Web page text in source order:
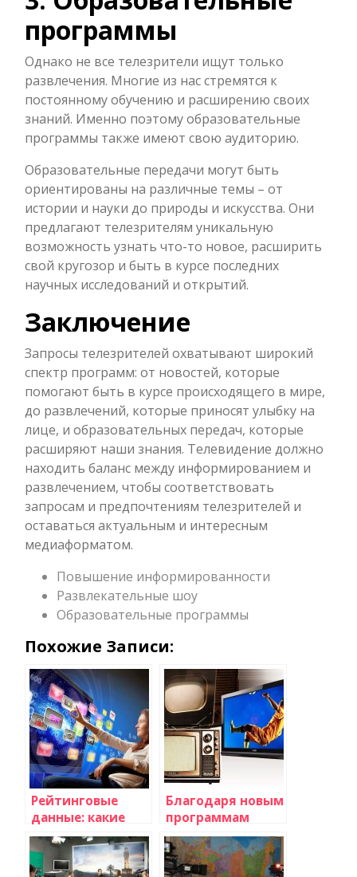
программы
Однако не все телезрители ищут только
развлечения. Многие из нас стремятся к
постоянному обучению и расширению своих
знаний. Именно поэтому образовательные
программы также имеют свою аудиторию.
Образовательные передачи могут быть
ориентированы на различные темы – от
истории и науки до природы и искусства. Они
предлагают телезрителям уникальную
возможность узнать что-то новое, расширить
свой кругозор и быть в курсе последних
научных исследований и открытий.
Заключение
Запросы телезрителей охватывают широкий
спектр программ: от новостей, которые
помогают быть в курсе происходящего в мире,
до развлечений, которые приносят улыбку на
лице, и образовательных передач, которые
расширяют наши знания. Телевидение должно
находить баланс между информированием и
развлечением, чтобы соответствовать
запросам и предпочтениям телезрителей и
оставаться актуальным и интересным
медиаформатом.
Повышение информированности
Развлекательные шоу
Образовательные программы
Похожие Записи:
Рейтинговые
данные: какие
программы
набрали больше
всего зрителей?
Благодаря новым
программам
процент
телезрителей
вновь растет